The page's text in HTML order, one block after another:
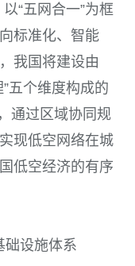
“五网合一”为框
标准化、智能
我国将建设由
个维度构成的
通过区域协同规
现低空网络在城
低空经济的有序
础设施体系